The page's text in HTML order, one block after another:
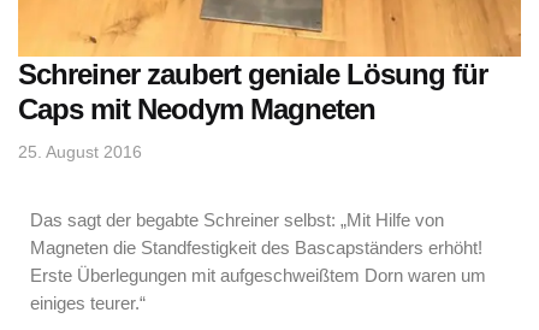
Schreiner zaubert geniale Lösung für
Caps mit Neodym Magneten
25. August 2016
Das sagt der begabte Schreiner selbst: „Mit Hilfe von
Magneten die Standfestigkeit des Bascapständers erhöht!
Erste Überlegungen mit aufgeschweißtem Dorn waren um
einiges teurer.“